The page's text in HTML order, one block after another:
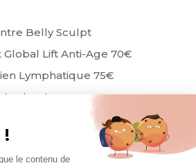
!
le contenu de
Belly Sculpt
Global Lift Anti-Age 70€
Lymphatique 75€